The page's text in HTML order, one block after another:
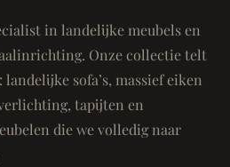
in landelijke meubels en
Onze collectie telt
sofa’s, massief eiken
tapijten en
die we volledig naar